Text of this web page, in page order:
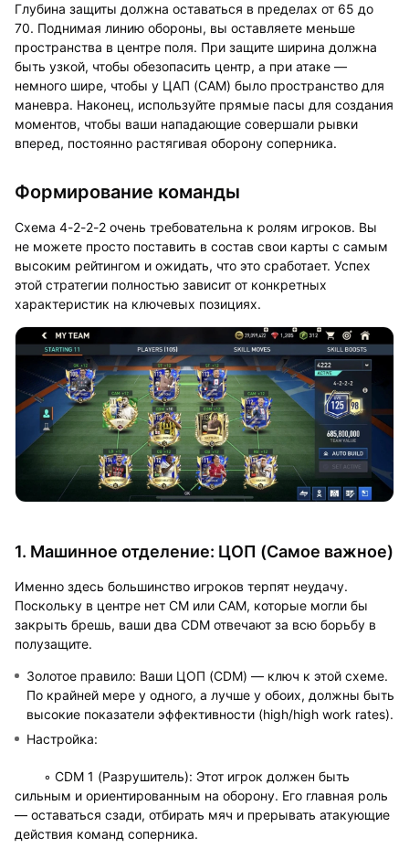
Глубина защиты должна оставаться в пределах от 65 до
70. Поднимая линию обороны, вы оставляете меньше
пространства в центре поля. При защите ширина должна
быть узкой, чтобы обезопасить центр, а при атаке —
немного шире, чтобы у ЦАП (CAM) было пространство для
маневра. Наконец, используйте прямые пасы для создания
моментов, чтобы ваши нападающие совершали рывки
вперед, постоянно растягивая оборону соперника.
Формирование команды
Схема 4-2-2-2 очень требовательна к ролям игроков. Вы
не можете просто поставить в состав свои карты с самым
высоким рейтингом и ожидать, что это сработает. Успех
этой стратегии полностью зависит от конкретных
характеристик на ключевых позициях.
1. Машинное отделение: ЦОП (Самое важное)
Именно здесь большинство игроков терпят неудачу.
Поскольку в центре нет CM или CAM, которые могли бы
закрыть брешь, ваши два CDM отвечают за всю борьбу в
полузащите.
Золотое правило: Ваши ЦОП (CDM) — ключ к этой схеме.
По крайней мере у одного, а лучше у обоих, должны быть
высокие показатели эффективности (high/high work rates).
Настройка:
◦ CDM 1 (Разрушитель): Этот игрок должен быть
сильным и ориентированным на оборону. Его главная роль
— оставаться сзади, отбирать мяч и прерывать атакующие
действия команд соперника.